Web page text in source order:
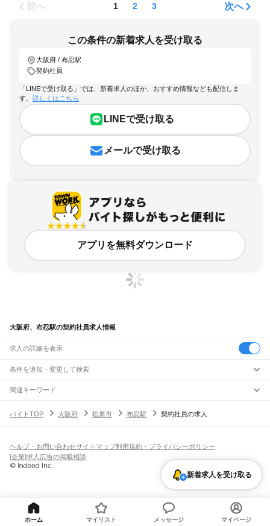
前へ 1 2 3 次へ
この条件の新着求人を受け取る
大阪府 / 布忍駅
契約社員
「LINEで受け取る」では、新着求人のほか、おすすめ情報なども配信しま
す。 詳しくはこちら
LINEで受け取る
メールで受け取る
アプリを無料ダウンロード
大阪府、布忍駅の契約社員求人情報
求人の詳細を表示
条件を追加・変更して検索
市区町村を追加・変更
大阪府すべて
生野区旭区城東区阿倍野区 住吉区東住吉区西成区淀川区 鶴見区
平野区北区中央区
八尾市
富田林市寝屋川市 松原市
箕面市
柏原市
門真市 摂津市 藤井寺市 東大阪市 四條畷市 交野市
駅を追加・変更
島本駅 高槻駅摂津富田駅 JR総持寺駅茨木駅 千里丘駅 岸辺駅吹田駅
新大阪駅大阪駅
JR神戸線(大阪～神戸)
河内堅上駅
柏原駅志紀駅 久宝寺駅加美駅
東部市場前駅
天王寺駅
ＪＲ難波駅
飲食・フードサービス
飲食・フードサービス
ホールスタッフ
皿洗い・洗い場精肉・鮮魚加工
バー（BAR）・バーテンダー
飲食店（店長・マネージャー）
営業・販売
営業 テレフォンアポインター（テレアポ） ルートセールス
特徴を追加・変更
人気
髪型・髪色自由ひげOKネイルOK
留学生・外国人活躍中
短期
単発・1日OK
期間限定（春夏冬休み等）
シフト
契約社員
派遣社員
関連キーワード
バイトTOP
大阪府 松原市 布忍駅 契約社員の求人
新着求人を受け取る
ヘルプ・お問い合わせサイトマップ利用規約・プライバシーポリシー
[企業]求人広告の掲載相談
ホーム マイリスト メッセージ マイページ